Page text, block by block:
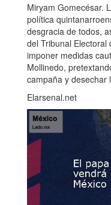
Miryam Gomecésar.
política
desgracia de todos,
del Tribunal Electoral
imponer medidas
Mollinedo,
campaña y desechar
Elarsenal.net